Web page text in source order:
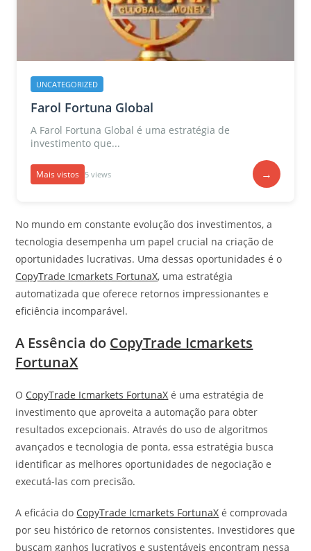
UNCATEGORIZED
Farol Fortuna Global
A Farol Fortuna Global é uma estratégia de
investimento que...
Mais vistos 5 views →
No mundo em constante evolução dos investimentos, a
tecnologia desempenha um papel crucial na criação de
oportunidades lucrativas. Uma dessas oportunidades é o
CopyTrade Icmarkets FortunaX, uma estratégia
automatizada que oferece retornos impressionantes e
eficiência incomparável.
A Essência do CopyTrade Icmarkets
FortunaX
O CopyTrade Icmarkets FortunaX é uma estratégia de
investimento que aproveita a automação para obter
resultados excepcionais. Através do uso de algoritmos
avançados e tecnologia de ponta, essa estratégia busca
identificar as melhores oportunidades de negociação e
executá-las com precisão.
A eficácia do CopyTrade Icmarkets FortunaX é comprovada
por seu histórico de retornos consistentes. Investidores que
buscam ganhos lucrativos e sustentáveis encontram nessa